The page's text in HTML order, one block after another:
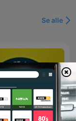
Se alle